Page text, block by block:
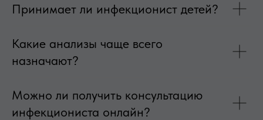
Принимает ли инфекционист детей?
Какие анализы чаще всего
назначают?
Можно ли получить консультацию
инфекциониста онлайн?